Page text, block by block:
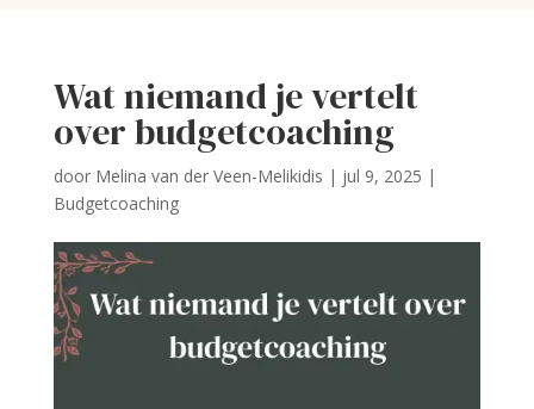
Wat niemand je vertelt
over budgetcoaching
door Melina van der Veen-Melikidis | jul 9, 2025 |
Budgetcoaching